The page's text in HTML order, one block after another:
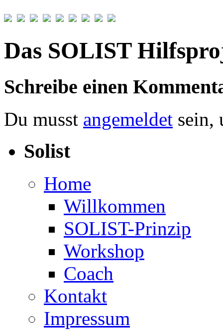
springen
Das SOLIST
Schreibe einen
Du musst angemeldet sein,
Solist
Home
Willkommen
SOLIST-Prinzip
Workshop
Coach
Kontakt
Impressum